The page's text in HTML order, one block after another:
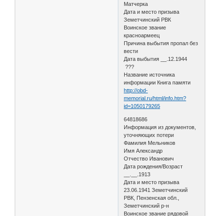
Матчерка
Дата и место призыва
Земетчинский РВК
Воинское звание
красноармеец
Причина выбытия пропал без
вести
Дата выбытия __.12.1944
???
Название источника
информации Книга памяти
http://obd-
memorial.ru/html/info.htm?
id=1050179265
64818686
Информация из документов,
уточняющих потери
Фамилия Мельников
Имя Александр
Отчество Иванович
Дата рождения/Возраст
__.__.1913
Дата и место призыва
23.06.1941 Земетчинский
РВК, Пензенская обл.,
Земетчинский р-н
Воинское звание рядовой